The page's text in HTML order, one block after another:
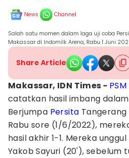
News Channel
Salah satu momen dalam laga uji coba
Makassar di Indomilk Arena, Rabu 1 Juni
Share Article
Makassar, IDN Times -
catatkan hasil imbang
Berjumpa Persita Tangerang
Rabu sore (1/6/2022),
hasil akhir 1-1. Mereka
Yakob Sayuri (20'), sebelum